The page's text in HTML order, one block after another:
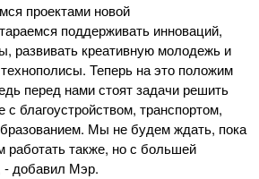
проектами новой
поддерживать инноваций,
развивать креативную молодежь и
Теперь на это положим
перед нами стоят задачи решить
благоустройством, транспортом,
Мы не будем ждать, пока
работать также, но с большей
- добавил Мэр.